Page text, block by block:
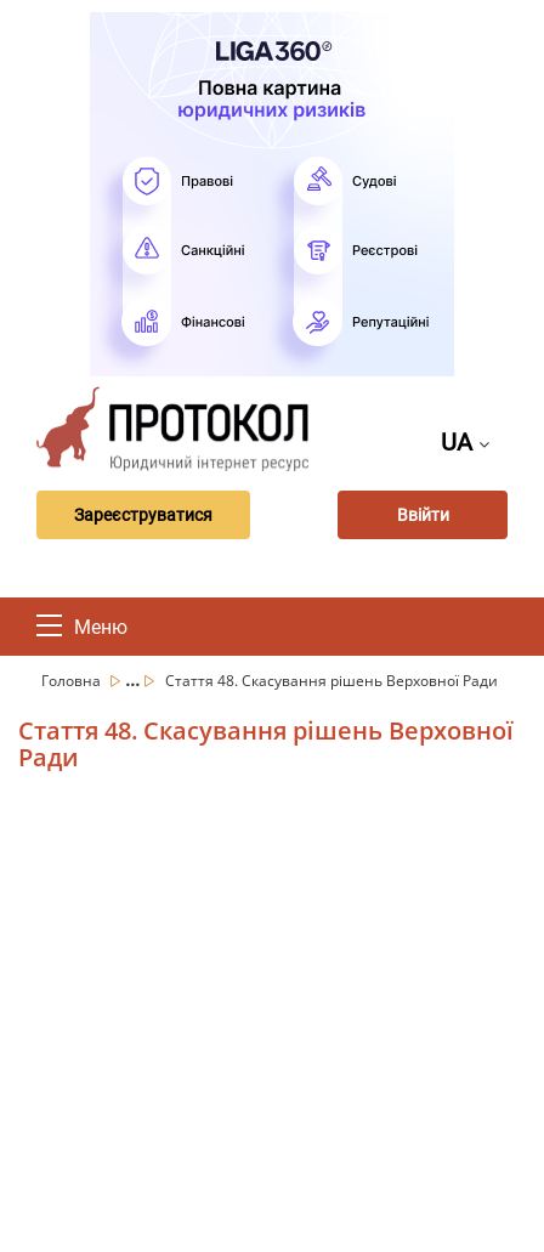
UA
Зареєструватися Ввійти
Меню
Головна ... Стаття 48. Скасування рішень Верховної Ради
Стаття 48. Скасування рішень Верховної
Ради